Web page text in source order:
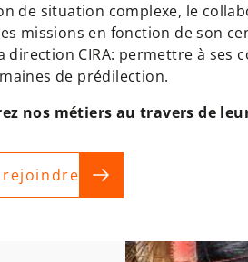
de situation complexe, le
missions en fonction de son
direction CIRA: permettre à ses
de prédilection.
nos métiers au travers de
rejoindre